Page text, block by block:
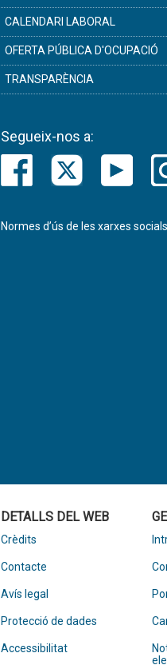
CALENDARI LABORAL
OFERTA PÚBLICA D'OCUPACIÓ
TRANSPARÈNCIA
Segueix-nos a:
Normes d’ús de les xarxes socials
DETALLS DEL WEB
Crèdits
Contacte
Avís legal
Protecció de dades
Accessibilitat